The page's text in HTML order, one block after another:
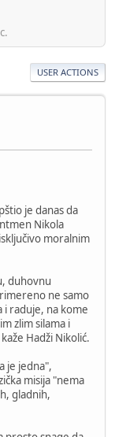
USER ACTIONS
je danas da
Nikola
moralnim
duhovnu
ne samo
i raduje, na kome
zlim silama i
Hadži Nikolić.
je jedna",
misija "nema
gladnih,